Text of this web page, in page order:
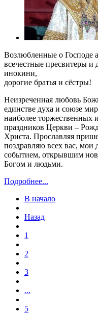
Возлюбленные о Господе
всечестные пресвитеры
инокини,
дорогие братья и сёстры!
Неизреченная любовь
единстве духа и союзе
наиболее торжественных
праздников Церкви –
Христа. Прославляя
поздравляю всех вас, мои
событием, открывшим
Богом и людьми.
Подробнее...
В начало
Назад
1
2
3
...
5